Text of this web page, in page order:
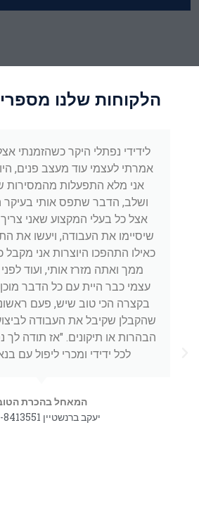
הלקוחות שלנו
לידידי נפתלי היקר כשהזמנתי
אמרתי לעצמי עוד מעצב פנים,
אני מלא התפעלות מהמסירות
ושלב, הדבר שתפס אותי בעיקר
אצל כל בעלי המקצוע שאני
שיסיימו את העבודה, ויעשו את
כאילו התהפכו היוצרות אני מקבל
ממך ואתה מזרז אותי, ועוד
עצמי כבר היית עם כל הדבר
בקצרה הכי טוב שיש, פעם
שהקבלן שקיבל את העבודה
הבהרות או תיקונים. "אז תודה לך
לכל ידידי ומכרי ליפול עם
המאחל בהכרת
יעקב ברנשטיין 054-8413551